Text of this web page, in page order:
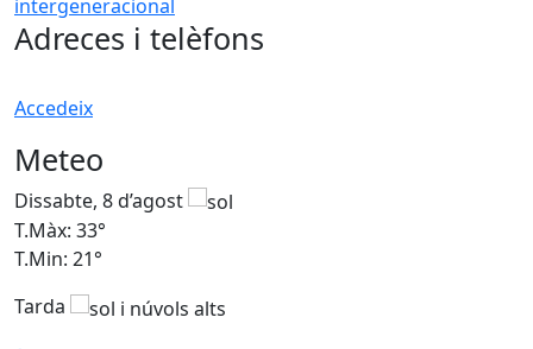
Adreces i telèfons
Accedeix
Meteo
Dissabte, 8 d’agost
T.Màx: 33°
T.Min: 21°
Tarda